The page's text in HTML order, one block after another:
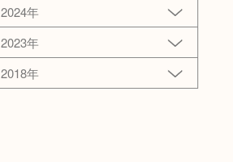
2024年
2023年
2018年